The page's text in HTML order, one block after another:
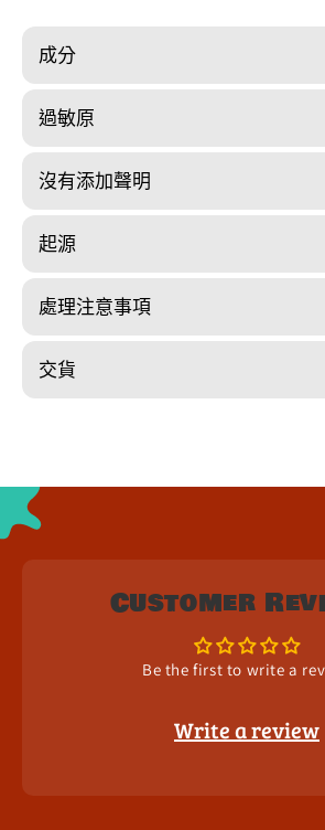
成分
過敏原
沒有添加聲明
起源
處理注意事項
交貨
Customer
Be the first to write a
Write a review